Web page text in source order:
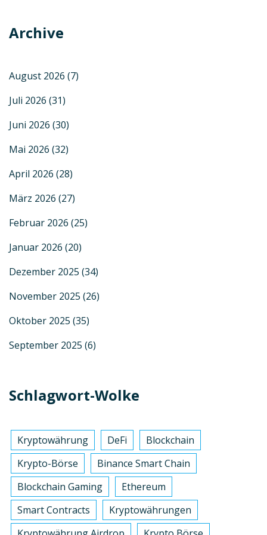
Archive
August 2026 (7)
Juli 2026 (31)
Juni 2026 (30)
Mai 2026 (32)
April 2026 (28)
März 2026 (27)
Februar 2026 (25)
Januar 2026 (20)
Dezember 2025 (34)
November 2025 (26)
Oktober 2025 (35)
September 2025 (6)
Schlagwort-Wolke
Kryptowährung DeFi
Blockchain
Krypto-Börse
Binance Smart Chain
Blockchain Gaming
Ethereum
Smart Contracts
Kryptowährungen